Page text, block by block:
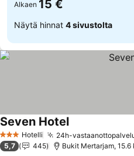
Alkaen 15 €
Näytä hinnat 4 sivustolta
3 Tähtiluokitus
Hotelli 24h-
Seven HotelKatso hinnat
5,7 445 Bukit Mertarjam,